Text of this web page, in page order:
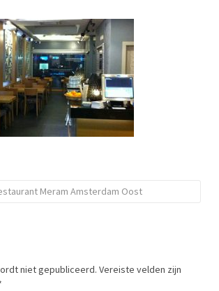
Meram Amsterdam Oost
niet gepubliceerd. Vereiste velden zijn